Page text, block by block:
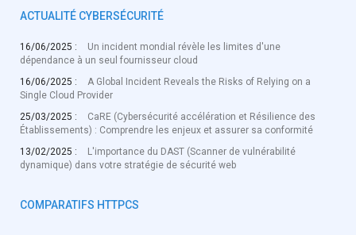
ACTUALITÉ CYBERSÉCURITÉ
16/06/2025 :
Un incident mondial révèle les limites d'une
dépendance à un seul fournisseur cloud
16/06/2025 :
A Global Incident Reveals the Risks of Relying on a
Single Cloud Provider
25/03/2025 :
CaRE (Cybersécurité accélération et Résilience des
Établissements) : Comprendre les enjeux et assurer sa conformité
13/02/2025 :
L'importance du DAST (Scanner de vulnérabilité
dynamique) dans votre stratégie de sécurité web
COMPARATIFS HTTPCS